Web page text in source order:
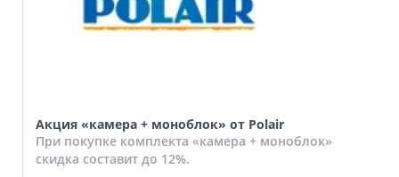
Акция «камера + моноблок» от Polair
При покупке комплекта «камера + моноблок»
скидка составит до 12%.